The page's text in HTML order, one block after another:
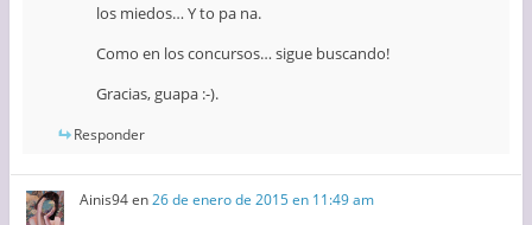
los miedos… Y to pa na.
Como en los concursos… sigue buscando!
Gracias, guapa :-).
Responder
Ainis94en26 de enero de 2015 en 11:49 am